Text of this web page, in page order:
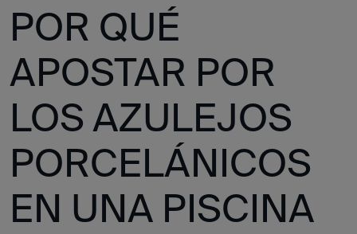
POR QUÉ
APOSTAR POR
LOS AZULEJOS
PORCELÁNICOS
EN UNA PISCINA